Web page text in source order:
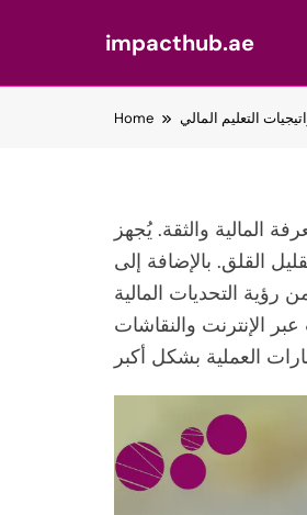
impacthub.ae
Home التعليم المالي
المالية والثقة. يُجهز
القلق. بالإضافة إلى
رؤية التحديات المالية
الإنترنت والنقاشات